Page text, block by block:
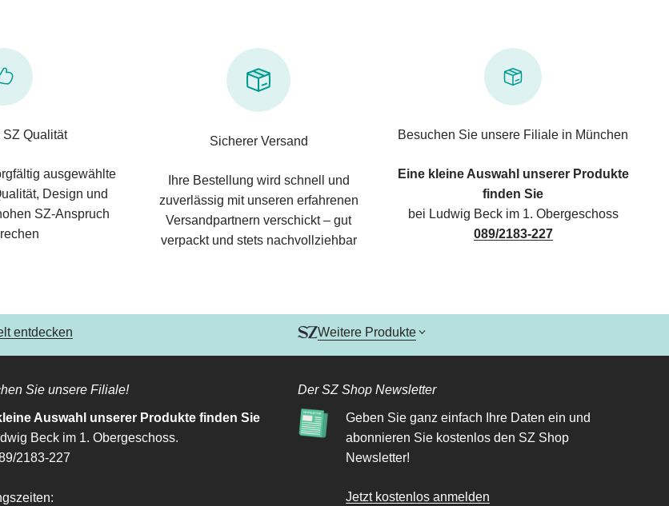
Qualität
ausgewählte
Design und
SZ-Anspruch
Sicherer Versand
Ihre Bestellung wird schnell und
zuverlässig mit unseren erfahrenen
Versandpartnern verschickt – gut
verpackt und stets nachvollziehbar
Besuchen Sie unsere Filiale in München
Eine kleine Auswahl unserer Produkte
finden Sie
bei Ludwig Beck im 1. Obergeschoss
089/2183-227
entdecken Weitere Produkte
Sie unsere Filiale!
Auswahl unserer Produkte finden Sie
Beck im 1. Obergeschoss.
2183-227
Der SZ Shop Newsletter
Geben Sie ganz einfach Ihre Daten ein und
abonnieren Sie kostenlos den SZ Shop
Newsletter!
Jetzt kostenlos anmelden